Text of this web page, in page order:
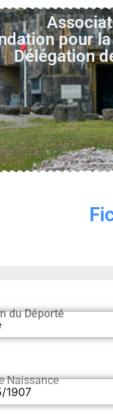
pour
Délégation
du Déporté
Naissance
1907